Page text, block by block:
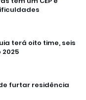
terá oito time, seis
furtar residência